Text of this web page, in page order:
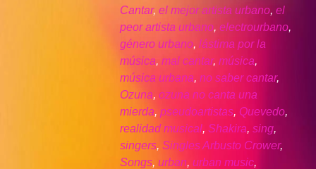
Cantar, el mejor artista urbano, el
peor artista urbano, electrourbano,
género urbano, lástima por la
música, mal cantar, música,
música urbana, no saber cantar,
Ozuna, ozuna no canta una
mierda, pseudoartistas, Quevedo,
realidad musical, Shakira, sing,
singers, Singles Arbusto Crower,
Songs, urban, urban music,